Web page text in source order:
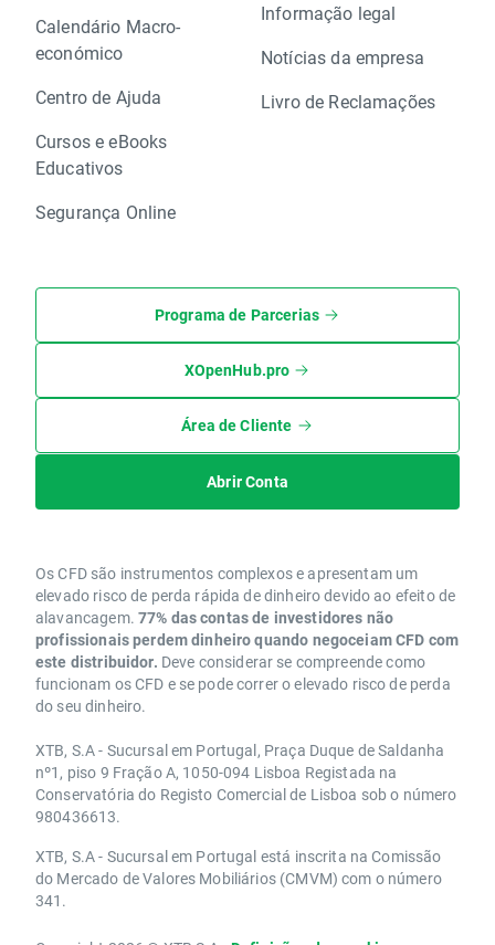
Calendário Macro-
económico
Centro de Ajuda
Cursos e eBooks
Educativos
Segurança Online
Informação legal
Notícias da empresa
Livro de Reclamações
Programa de Parcerias
XOpenHub.pro
Área de Cliente
Abrir Conta
Os CFD são instrumentos complexos e apresentam um
elevado risco de perda rápida de dinheiro devido ao efeito de
alavancagem. 77% das contas de investidores não
profissionais perdem dinheiro quando negoceiam CFD com
este distribuidor. Deve considerar se compreende como
funcionam os CFD e se pode correr o elevado risco de perda
do seu dinheiro.
XTB, S.A - Sucursal em Portugal, Praça Duque de Saldanha
nº1, piso 9 Fração A, 1050-094 Lisboa Registada na
Conservatória do Registo Comercial de Lisboa sob o número
980436613.
XTB, S.A - Sucursal em Portugal está inscrita na Comissão
do Mercado de Valores Mobiliários (CMVM) com o número
341.